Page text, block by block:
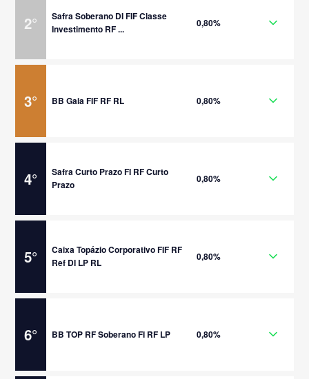
2°
Safra Soberano DI FIF Classe
Investimento RF ...
0,80%
3° BB Gaia FIF RF RL 0,80%
4°
Safra Curto Prazo FI RF Curto
Prazo
0,80%
5°
Caixa Topázio Corporativo FIF RF
Ref DI LP RL
0,80%
6° BB TOP RF Soberano FI RF LP 0,80%